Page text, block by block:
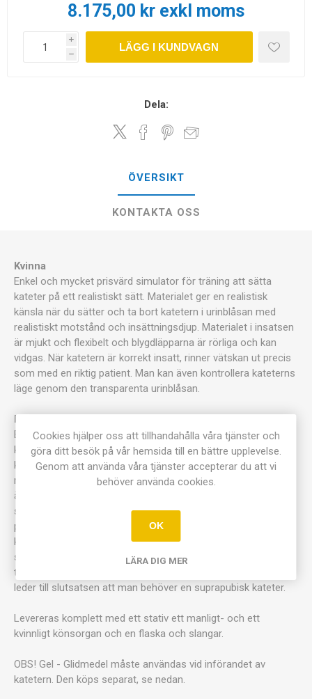
8.175,00 kr exkl moms
i
h
LÄGG I KUNDVAGN
Dela:
ÖVERSIKT
KONTAKTA OSS
Kvinna
Enkel och mycket prisvärd simulator för träning att sätta
kateter på ett realistiskt sätt. Materialet ger en realistisk
känsla när du sätter och ta bort katetern i urinblåsan med
realistiskt motstånd och insättningsdjup. Materialet i insatsen
är mjukt och flexibelt och blygdläpparna är rörliga och kan
vidgas. När katetern är korrekt insatt, rinner vätskan ut precis
som med en riktig patient. Man kan även kontrollera kateterns
läge genom den transparenta urinblåsan.
Man
Enkel och mycket prisvärd simulator för träning att sätta
kateter på ett realistiskt sätt. Materialet ger en realistisk
känsla när du sätter och ta bort katetern i urinblåsan med
realistiskt motstånd och insättningsdjup. Materialet i insatsen
är mjukt och flexibelt och förhuden är rörlig och penis kan
sträckas. När katetern är korrekt insatt, rinner vätskan ut
precis som med en riktig patient. Man kan även kontrollera
kateterns läge genom den transparenta urinblåsan. Man kan
ställa in tre olika nivåer av förträngning av urinröret och i den
trängsta inställningen är kateterisering inte är möjlig, vilket
leder till slutsatsen att man behöver en suprapubisk kateter.
Levereras komplett med ett stativ ett manligt- och ett
kvinnligt könsorgan och en flaska och slangar.
OBS! Gel - Glidmedel måste användas vid införandet av
katetern. Den köps separat, se nedan.
Cookies hjälper oss att tillhandahålla våra tjänster och
göra ditt besök på vår hemsida till en bättre upplevelse.
Genom att använda våra tjänster accepterar du att vi
behöver använda cookies.
OK
LÄRA DIG MER